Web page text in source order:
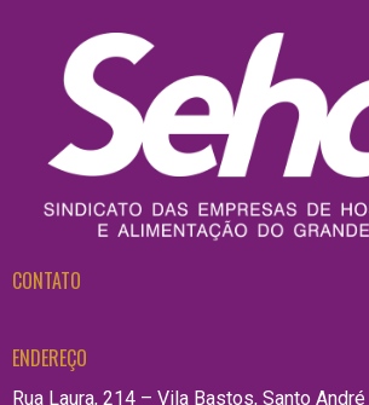
CONTATO
ENDEREÇO
Rua Laura, 214 – Vila Bastos, Santo